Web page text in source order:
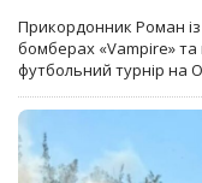
Прикордонник Роман
бомберах «Vampire» та
футбольний турнір на